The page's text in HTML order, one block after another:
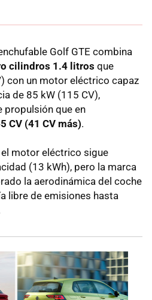
Golf GTE combina
cilindros 1.4 litros que
con un motor eléctrico capaz
de 85 kW (115 CV),
propulsión que en
CV (41 CV más).
motor eléctrico sigue
(13 kWh), pero la marca
la aerodinámica del coche
libre de emisiones hasta